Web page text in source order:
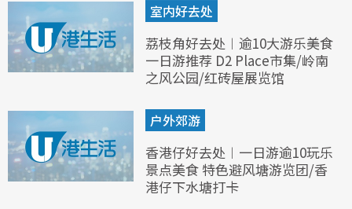
室内好去处
荔枝角好去处︱逾10大游乐美食
一日游推荐 D2 Place市集/岭南
之风公园/红砖屋展览馆
户外郊游
香港仔好去处︱一日游逾10玩乐
景点美食 特色避风塘游览团/香
港仔下水塘打卡